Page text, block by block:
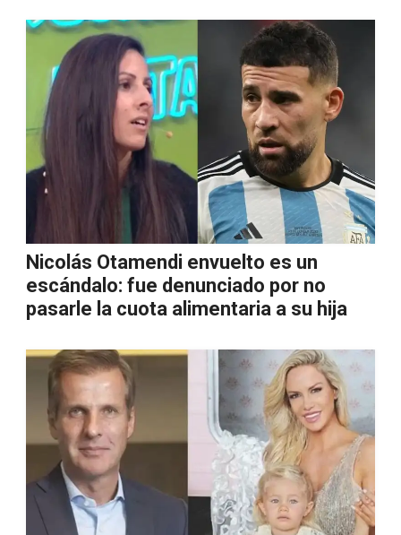
Nicolás Otamendi envuelto es un
escándalo: fue denunciado por no
pasarle la cuota alimentaria a su hija